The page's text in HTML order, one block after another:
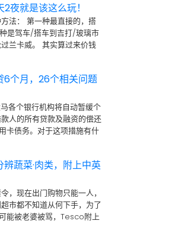
夜就是该这么玩！
法： 第一种最直接的，搭
是驾车/搭车到吉打/玻璃市
兰卡威。 其实算过来价钱
6个月，26个相关问题
各个银行机构将自动暂缓个
人的所有贷款及融资的偿还
卡债务。对于这项措施有什
蔬菜·肉类，附上中英
，现在出门购物只能一人，
市都不知道从何下手，为了
能被老婆被骂，Tesco附上